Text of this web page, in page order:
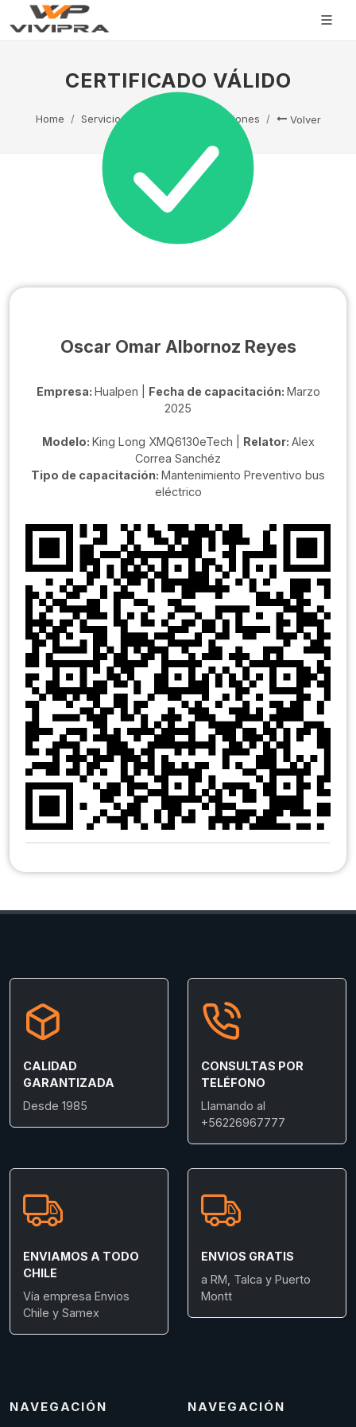
CERTIFICADO VÁLIDO
Home Servicio Técnico Capacitaciones Volver
Oscar Omar Albornoz Reyes
Empresa: Hualpen | Fecha de capacitación: Marzo
2025
Modelo: King Long XMQ6130eTech | Relator: Alex
Correa Sanchéz
Tipo de capacitación: Mantenimiento Preventivo bus
eléctrico
CALIDAD
GARANTIZADA
Desde 1985
CONSULTAS POR
TELÉFONO
Llamando al
+56226967777
ENVIAMOS A TODO
CHILE
Vía empresa Envios
Chile y Samex
ENVIOS GRATIS
a RM, Talca y Puerto
Montt
NAVEGACIÓN NAVEGACIÓN